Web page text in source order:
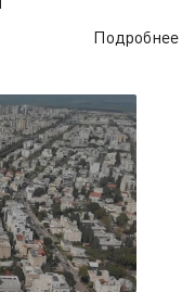
Подробнее